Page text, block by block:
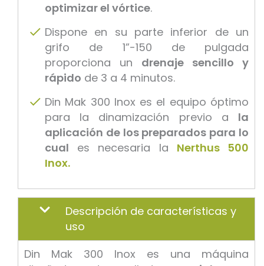
optimizar el vórtice.
Dispone en su parte inferior de un
grifo de 1”-150 de pulgada
proporciona un drenaje sencillo y
rápido de 3 a 4 minutos.
Din Mak 300 Inox es el equipo óptimo
para la dinamización previo a la
aplicación de los preparados para lo
cual es necesaria la Nerthus 500
Inox.
Descripción de características y
uso
Din Mak 300 Inox es una máquina